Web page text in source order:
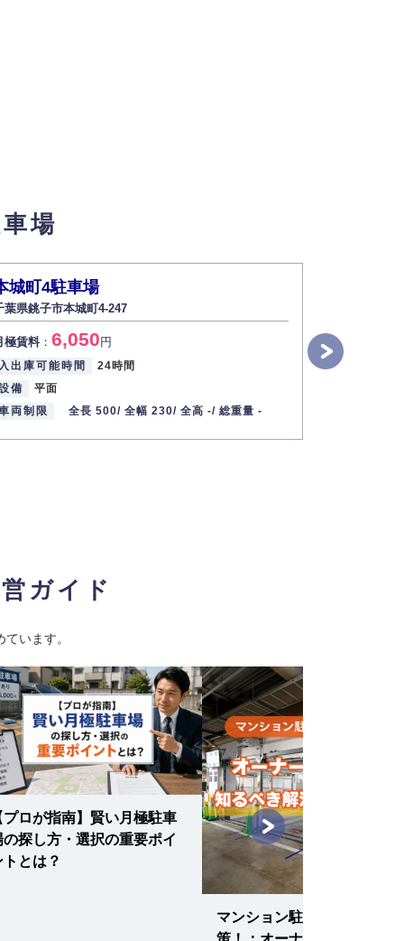
。
合は開示いたしません）。
場
城町4駐車場
葉県銚子市本城町4-247
極賃料： 6,050円
入出庫可能時間
24時間
備
平面
両制限
全長 500/ 全幅 230/ 全高 -/ 総重量 -
月極賃料
ガイド
います。
プロが指南】賢い月極駐車
の探し方・選択の重要ポイ
トとは？
マンション駐車場の空き対